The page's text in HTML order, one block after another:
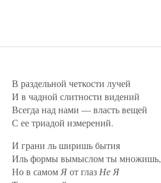
В раздельной четкости лучей
И в чадной слитности видений
Всегда над нами — власть вещей
С ее триадой измерений.
И грани ль ширишь бытия
Иль формы вымыслом ты множишь,
Но в самом Яот глаз Не Я